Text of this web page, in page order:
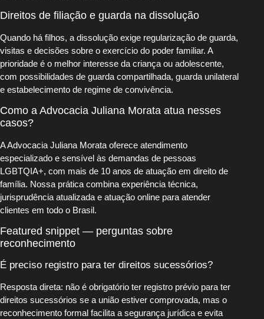
Direitos de filiação e guarda na dissolução
Quando há filhos, a dissolução exige regularização de guarda,
visitas e decisões sobre o exercício do poder familiar. A
prioridade é o melhor interesse da criança ou adolescente,
com possibilidades de guarda compartilhada, guarda unilateral
e estabelecimento de regime de convivência.
Como a Advocacia Juliana Morata atua nesses
casos?
A Advocacia Juliana Morata oferece atendimento
especializado e sensível às demandas de pessoas
LGBTQIA+, com mais de 10 anos de atuação em direito de
família. Nossa prática combina experiência técnica,
jurisprudência atualizada e atuação online para atender
clientes em todo o Brasil.
Featured snippet — perguntas sobre
reconhecimento
É preciso registro para ter direitos sucessórios?
Resposta direta: não é obrigatório ter registro prévio para ter
direitos sucessórios se a união estiver comprovada, mas o
reconhecimento formal facilita a segurança jurídica e evita